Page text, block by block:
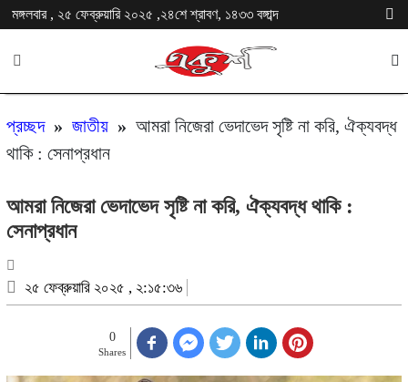
মঙ্গলবার , ২৫ ফেব্রুয়ারি ২০২৫ ,২৪শে শ্রাবণ, ১৪৩৩ বঙ্গাব্দ
প্রচ্ছদ» জাতীয়» আমরা নিজেরা ভেদাভেদ সৃষ্টি না করি, ঐক্যবদ্ধ
থাকি : সেনাপ্রধান
আমরা নিজেরা ভেদাভেদ সৃষ্টি না করি, ঐক্যবদ্ধ থাকি :
সেনাপ্রধান
২৫ ফেব্রুয়ারি ২০২৫ , ২:১৫:৩৬
0
Shares